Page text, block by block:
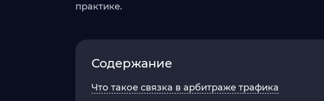
практике.
Содержание
Что такое связка в арбитраже трафика